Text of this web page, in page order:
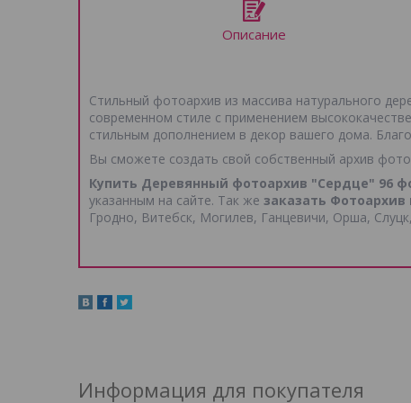
Описание
Стильный фотоархив из массива натурального
современном стиле с применением
стильным дополнением в декор вашего дома.
Вы сможете создать свой собственный архив
Купить Деревянный фотоархив "Сердце" 96
указанным на сайте. Так же заказать
Гродно, Витебск, Могилев, Ганцевичи, Орша,
Информация для покупателя